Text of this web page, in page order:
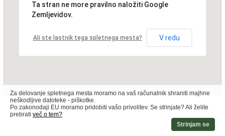
Ta stran ne more pravilno naložiti Google
Zemljevidov.
Ali ste lastnik tega spletnega mesta? V redu
Za delovanje spletnega mesta moramo na vaš računalnik shraniti majhne
neškodljive datoteke - piškotke.
Po zakonodaji EU moramo pridobiti vašo privolitev. Se strinjate? Ali želite
prebrati več o tem?
Strinjam se